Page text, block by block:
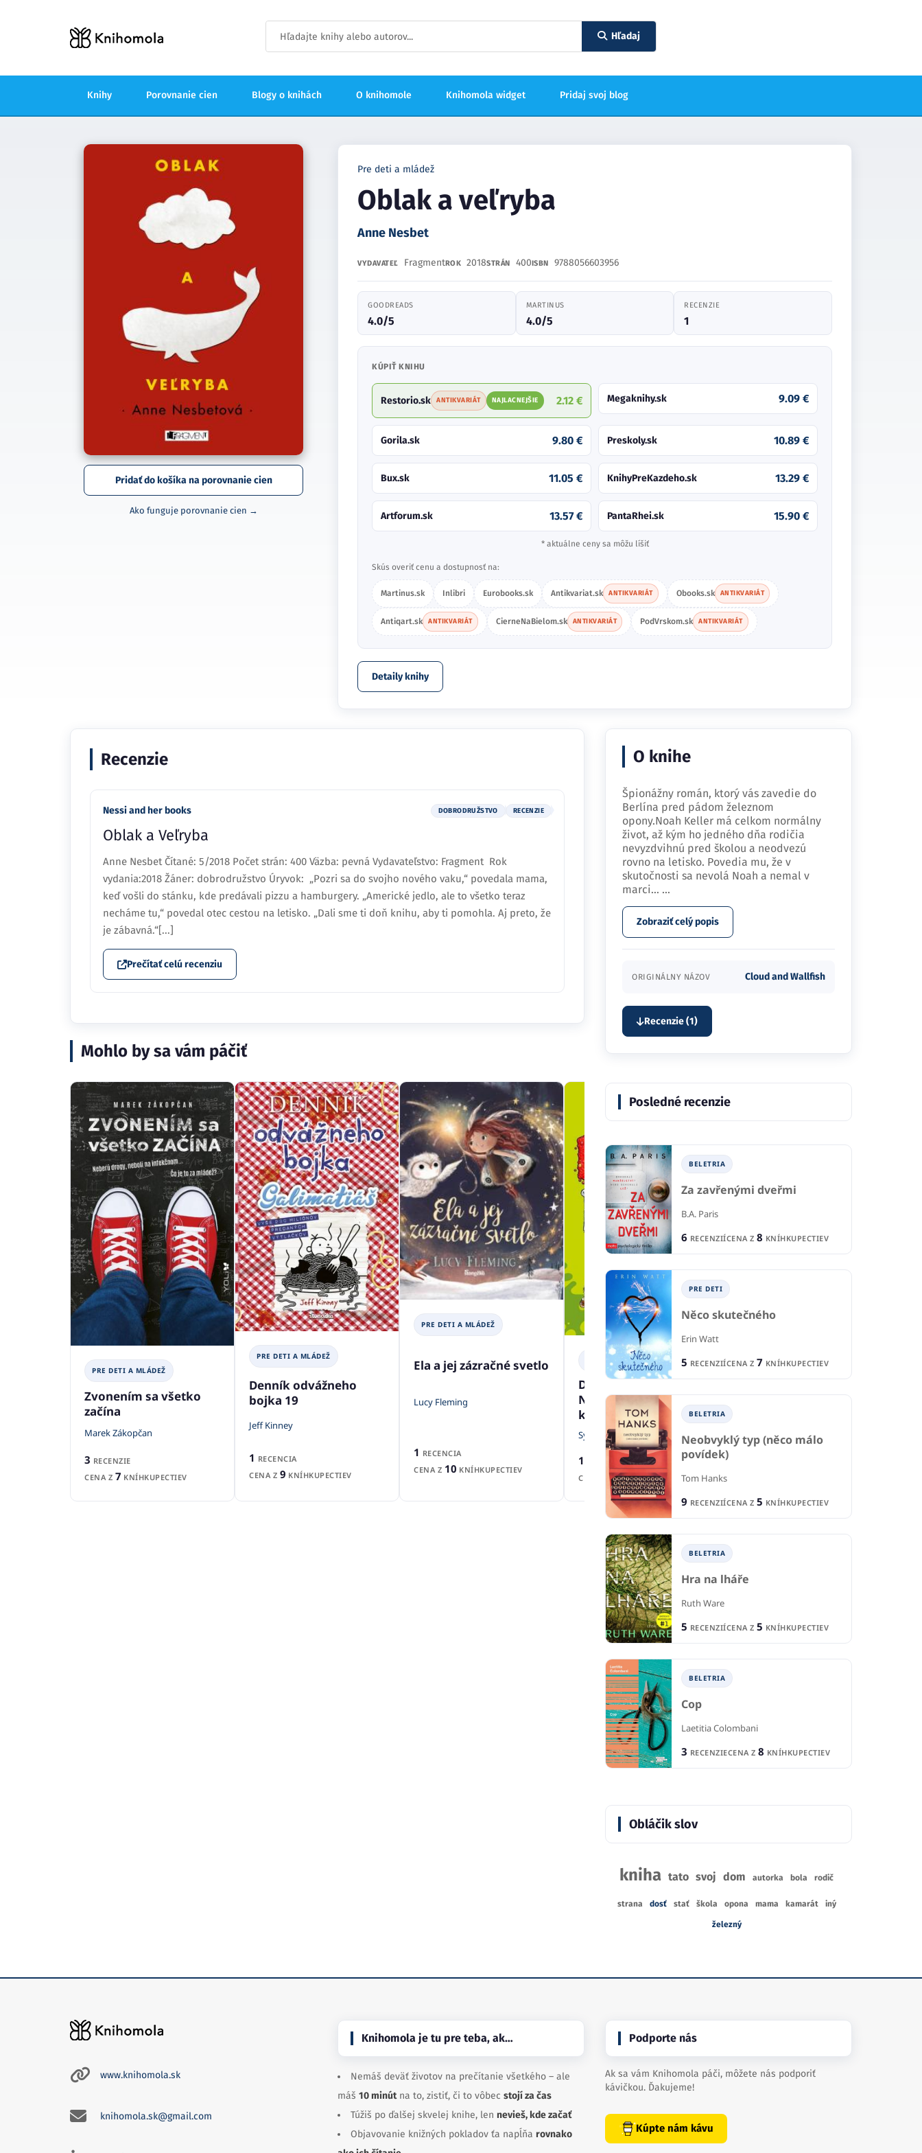
Hľadaj
Knihy Porovnanie cien Blogy o knihách O knihomole Knihomola widget Pridaj svoj blog
Pridať do košíka na porovnanie cien
Ako funguje porovnanie cien →
Pre deti a mládež
Oblak a veľryba
Anne Nesbet
VYDAVATEĽ FragmentROK 2018STRÁN 400ISBN 9788056603956
GOODREADS
4.0/5
MARTINUS
4.0/5
RECENZIE
1
KÚPIŤ KNIHU
Restorio.sk ANTIKVARIÁT NAJLACNEJŠIE 2.12 € Megaknihy.sk 9.09 €
Gorila.sk 9.80 € Preskoly.sk 10.89 €
Bux.sk 11.05 € KnihyPreKazdeho.sk 13.29 €
Artforum.sk 13.57 € PantaRhei.sk 15.90 €
* aktuálne ceny sa môžu líšiť
Skús overiť cenu a dostupnosť na:
Martinus.sk Inlibri Eurobooks.sk Antikvariat.sk ANTIKVARIÁT Obooks.sk ANTIKVARIÁT
Antiqart.sk ANTIKVARIÁT CierneNaBielom.sk ANTIKVARIÁT PodVrskom.sk ANTIKVARIÁT
Detaily knihy
Recenzie
Nessi and her books DOBRODRUŽSTVO RECENZIE
Oblak a Veľryba
Anne Nesbet Čítané: 5/2018 Počet strán: 400 Väzba: pevná Vydavateľstvo: Fragment Rok
vydania:2018 Žáner: dobrodružstvo Úryvok: „Pozri sa do svojho nového vaku,“ povedala mama,
keď vošli do stánku, kde predávali pizzu a hamburgery. „Americké jedlo, ale to všetko teraz
necháme tu,“ povedal otec cestou na letisko. „Dali sme ti doň knihu, aby ti pomohla. Aj preto, že
je zábavná.“[...]
Prečítať celú recenziu
Mohlo by sa vám páčiť
PRE DETI A MLÁDEŽ
Zvonením sa všetko
začína
Marek Zákopčan
3 RECENZIE
CENA Z 7 KNÍHKUPECTIEV
PRE DETI A MLÁDEŽ
Denník odvážneho
bojka 19
Jeff Kinney
1 RECENCIA
CENA Z 9 KNÍHKUPECTIEV
PRE DETI A MLÁDEŽ
Ela a jej zázračné svetlo
Lucy Fleming
1 RECENCIA
CENA Z 10 KNÍHKUPECTIEV
PRE DETI A MLÁDEŽ
Domáca HNUSOLÓGIA:
Nechutné veci
každodenného života
Sylvia Branzei
1
RECENCIA
CENA Z9KNÍHKUPECTIEV
PRE DETI A MLÁDEŽ
O knihe
Špionážny román, ktorý vás zavedie do
Berlína pred pádom železnom
opony.Noah Keller má celkom normálny
život, až kým ho jedného dňa rodičia
nevyzdvihnú pred školou a neodvezú
rovno na letisko. Povedia mu, že v
skutočnosti sa nevolá Noah a nemal v
marci… ...
Zobraziť celý popis
ORIGINÁLNY NÁZOV Cloud and Wallfish
Recenzie (1)
Posledné recenzie
BELETRIA
Za zavřenými dveřmi
B.A. Paris
6 RECENZIÍCENA Z 8 KNÍHKUPECTIEV
PRE DETI
Něco skutečného
Erin Watt
5 RECENZIÍCENA Z 7 KNÍHKUPECTIEV
BELETRIA
Neobvyklý typ (něco málo
povídek)
Tom Hanks
9 RECENZIÍCENA Z 5 KNÍHKUPECTIEV
BELETRIA
Hra na lháře
Ruth Ware
5 RECENZIÍCENA Z 5 KNÍHKUPECTIEV
BELETRIA
Cop
Laetitia Colombani
3 RECENZIECENA Z 8 KNÍHKUPECTIEV
Obláčik slov
kniha tato svoj dom autorka bola rodič
strana dosť stať škola opona mama kamarát iný
železný
www.knihomola.sk
knihomola.sk@gmail.com
Knihomola je tu pre teba, ak…
Nemáš deväť životov na prečítanie všetkého – ale
máš 10 minútna to, zistiť, či to vôbec stojí za čas
Túžiš po ďalšej skvelej knihe, len nevieš, kde začať
Objavovanie knižných pokladov ťa napĺňa rovnako
Podporte nás
Ak sa vám Knihomola páči, môžete nás podporiť
kávičkou. Ďakujeme!
Kúpte nám kávu